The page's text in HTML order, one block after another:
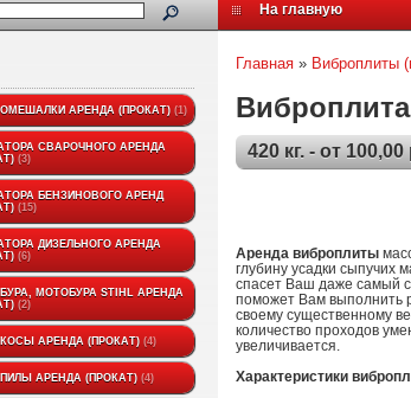
На главную
АРЕНДА (ПРОКАТ) 1
СВАРОЧНОГО АРЕНДА
3
БЕНЗИНОВОГО АРЕНД
15
ДИЗЕЛЬНОГО АРЕНДА
6
МОТОБУРА STIHL АРЕНДА
2
АРЕНДА (ПРОКАТ) 4
АРЕНДА (ПРОКАТ) 4
Главная » Виброплиты
Виброплита
420 кг. - от
Аренда виброплиты
глубину усадки сыпучих
спасет Ваш даже самый
поможет Вам выполнить
своему существенному
количество проходов
увеличивается.
Характеристики